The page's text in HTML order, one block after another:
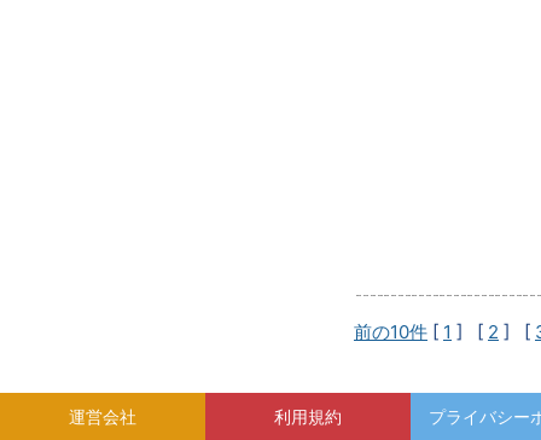
前の10件 [ 1 ] [ 2 ] [
運営会社 利用規約 プライバシー